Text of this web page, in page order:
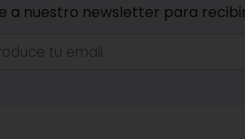
a nuestro newsletter para